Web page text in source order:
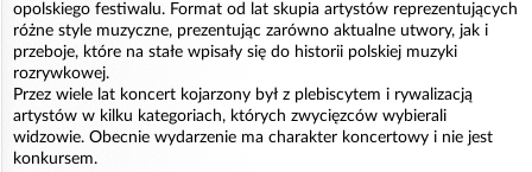
opolskiego festiwalu. Format od lat skupia artystów reprezentujących
różne style muzyczne, prezentując zarówno aktualne utwory, jak i
przeboje, które na stałe wpisały się do historii polskiej muzyki
rozrywkowej.
Przez wiele lat koncert kojarzony był z plebiscytem i rywalizacją
artystów w kilku kategoriach, których zwycięzców wybierali
widzowie. Obecnie wydarzenie ma charakter koncertowy i nie jest
konkursem.